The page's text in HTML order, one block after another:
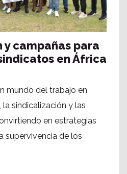
campañas para
en África
mundo del trabajo en
sindicalización y las
en estrategias
supervivencia de los